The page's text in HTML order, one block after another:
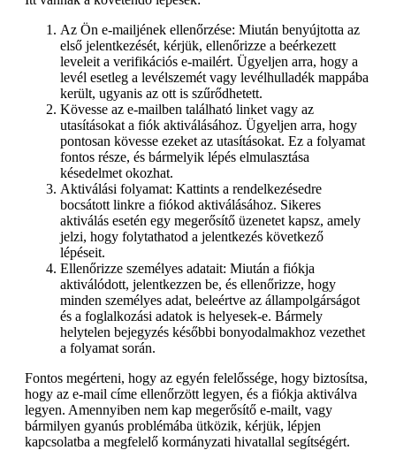
Az Ön e-mailjének ellenőrzése: Miután benyújtotta az
első jelentkezését, kérjük, ellenőrizze a beérkezett
leveleit a verifikációs e-mailért. Ügyeljen arra, hogy a
levél esetleg a levélszemét vagy levélhulladék mappába
került, ugyanis az ott is szűrődhetett.
Kövesse az e-mailben található linket vagy az
utasításokat a fiók aktiválásához. Ügyeljen arra, hogy
pontosan kövesse ezeket az utasításokat. Ez a folyamat
fontos része, és bármelyik lépés elmulasztása
késedelmet okozhat.
Aktiválási folyamat: Kattints a rendelkezésedre
bocsátott linkre a fiókod aktiválásához. Sikeres
aktiválás esetén egy megerősítő üzenetet kapsz, amely
jelzi, hogy folytathatod a jelentkezés következő
lépéseit.
Ellenőrizze személyes adatait: Miután a fiókja
aktiválódott, jelentkezzen be, és ellenőrizze, hogy
minden személyes adat, beleértve az állampolgárságot
és a foglalkozási adatok is helyesek-e. Bármely
helytelen bejegyzés későbbi bonyodalmakhoz vezethet
a folyamat során.
Fontos megérteni, hogy az egyén felelőssége, hogy biztosítsa,
hogy az e-mail címe ellenőrzött legyen, és a fiókja aktiválva
legyen. Amennyiben nem kap megerősítő e-mailt, vagy
bármilyen gyanús problémába ütközik, kérjük, lépjen
kapcsolatba a megfelelő kormányzati hivatallal segítségért.